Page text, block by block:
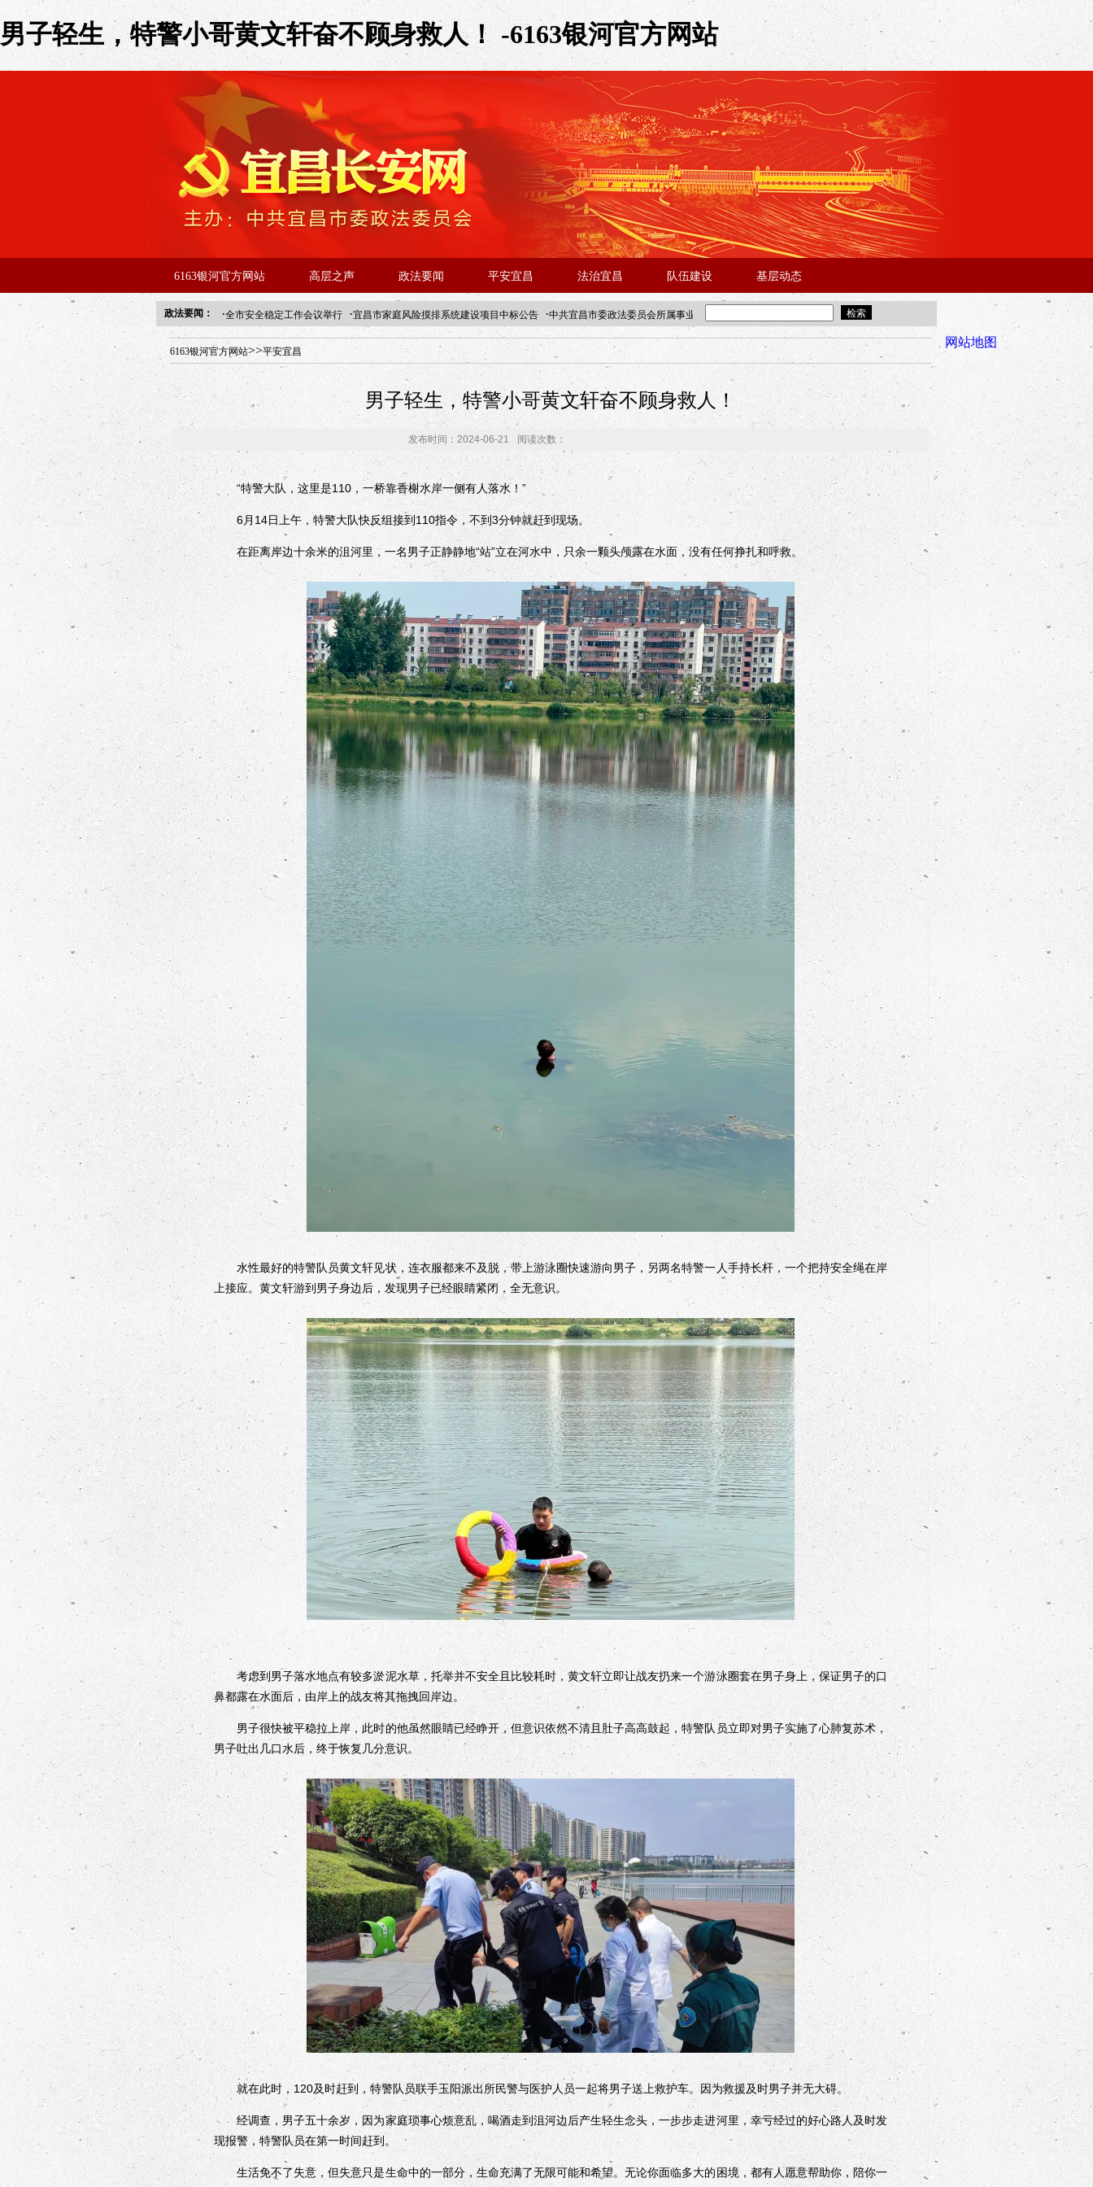
男子轻生，特警小哥黄文轩奋不顾身救人！ -6163银河官方网站
6163银河官方网站 高层之声 政法要闻 平安宜昌 法治宜昌 队伍建设 基层动态
政法要闻： ·全市安全稳定工作会议举行 ·宜昌市家庭风险摸排系统建设项目中标公告 ·中共宜昌市委政法委员会所属事业单位2025年“招才兴业”事业单位人才引进·北京站面试成绩公告
年“招才兴业”事业单位人才引进·北京站人民大学入校工作提醒
全市安全
6163银河官方网站>>平安宜昌
男子轻生，特警小哥黄文轩奋不顾身救人！
发布时间：2024-06-21 阅读次数：
“特警大队，这里是110，一桥靠香榭水岸一侧有人落水！”
6月14日上午，特警大队快反组接到110指令，不到3分钟就赶到现场。
在距离岸边十余米的沮河里，一名男子正静静地“站”立在河水中，只余一颗头颅露在水面，没有任何挣扎和呼救。
水性最好的特警队员黄文轩见状，连衣服都来不及脱，带上游泳圈快速游向男子，另两名特警一人手持长杆，一个把持安全绳在岸
上接应。黄文轩游到男子身边后，发现男子已经眼睛紧闭，全无意识。
考虑到男子落水地点有较多淤泥水草，托举并不安全且比较耗时，黄文轩立即让战友扔来一个游泳圈套在男子身上，保证男子的口
鼻都露在水面后，由岸上的战友将其拖拽回岸边。
男子很快被平稳拉上岸，此时的他虽然眼睛已经睁开，但意识依然不清且肚子高高鼓起，特警队员立即对男子实施了心肺复苏术，
男子吐出几口水后，终于恢复几分意识。
就在此时，120及时赶到，特警队员联手玉阳派出所民警与医护人员一起将男子送上救护车。因为救援及时男子并无大碍。
经调查，男子五十余岁，因为家庭琐事心烦意乱，喝酒走到沮河边后产生轻生念头，一步步走进河里，幸亏经过的好心路人及时发
现报警，特警队员在第一时间赶到。
生活免不了失意，但失意只是生命中的一部分，生命充满了无限可能和希望。无论你面临多大的困境，都有人愿意帮助你，陪你一
网站地图